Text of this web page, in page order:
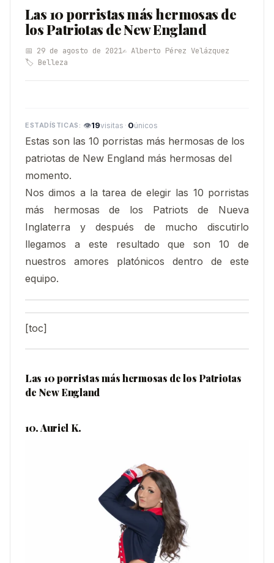
Las 10 porristas más hermosas de
los Patriotas de New England
📅 29 de agosto de 2021✍️ Alberto Pérez Velázquez
🏷️ Belleza
👁19visitas · 0únicos
Estas son las 10 porristas más hermosas de los
patriotas de New England más hermosas del
momento.
Nos dimos a la tarea de elegir las 10 porristas
más hermosas de los Patriots de Nueva
Inglaterra y después de mucho discutirlo
llegamos a este resultado que son 10 de
nuestros amores platónicos dentro de este
equipo.
[toc]
Las 10 porristas más hermosas de los Patriotas
de New England
10. Auriel K.